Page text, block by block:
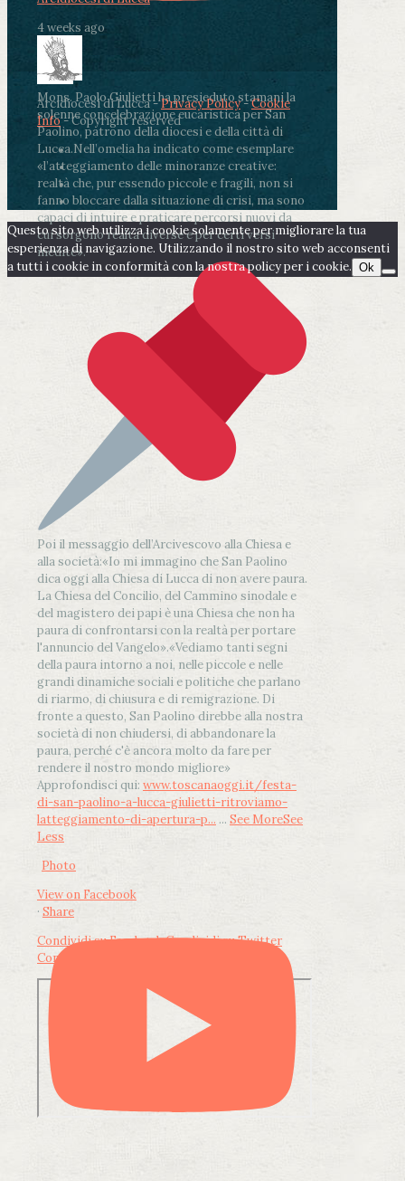
4 weeks ago
Mons. Paolo Giulietti ha presieduto stamani la
solenne concelebrazione eucaristica per San
Paolino, patrono della diocesi e della città di
Lucca.Nell’omelia ha indicato come esemplare
«l’atteggiamento delle minoranze creative:
realtà che, pur essendo piccole e fragili, non si
fanno bloccare dalla situazione di crisi, ma sono
capaci di intuire e praticare percorsi nuovi da
cui sorgono realtà diverse e per certi versi
inedite».
Poi il messaggio dell’Arcivescovo alla Chiesa e
alla società:«Io mi immagino che San Paolino
dica oggi alla Chiesa di Lucca di non avere paura.
La Chiesa del Concilio, del Cammino sinodale e
del magistero dei papi è una Chiesa che non ha
paura di confrontarsi con la realtà per portare
l'annuncio del Vangelo».«Vediamo tanti segni
della paura intorno a noi, nelle piccole e nelle
grandi dinamiche sociali e politiche che parlano
di riarmo, di chiusura e di remigrazione. Di
fronte a questo, San Paolino direbbe alla nostra
società di non chiudersi, di abbandonare la
paura, perché c'è ancora molto da fare per
rendere il nostro mondo migliore»
Approfondisci qui: www.toscanaoggi.it/festa-
di-san-paolino-a-lucca-giulietti-ritroviamo-
latteggiamento-di-apertura-p... ... See MoreSee
Less
Photo
View on Facebook
· Share
Condividi su FacebookCondividi su Twitter
Condividi su LinkedIn
Arcidiocesi di Lucca -Privacy Policy-Cookie
Info- Copyright reserved
Questo sito web utilizza i cookie solamente per migliorare la tua
esperienza di navigazione. Utilizzando il nostro sito web acconsenti
a tutti i cookie in conformità con la nostra policy per i cookie. Ok